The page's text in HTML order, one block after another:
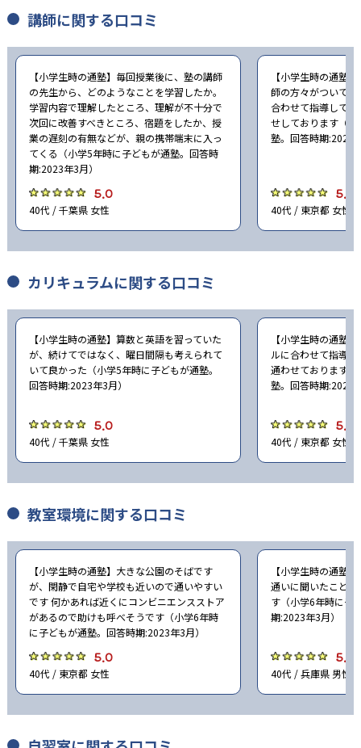
講師に関する口コミ
【小学生時の通塾】毎回授業後に、塾の講師
の先生から、どのようなことを学習したか。
学習内容で理解したところ、理解が不十分で
次回に改善すべきところ、宿題をしたか、授
業の遅刻の有無などが、親の携帯端末に入っ
てくる（小学5年時に子どもが通塾。回答時
期:2023年3月）
5.0
40代 / 千葉県 女性
【小学生時の通塾
師の方々がついて
合わせて指導して
せしております（
塾。回答時期:2023
5.0
40代 / 東京都 女性
カリキュラムに関する口コミ
【小学生時の通塾】算数と英語を習っていた
が、続けてではなく、曜日間隔も考えられて
いて良かった（小学5年時に子どもが通塾。
回答時期:2023年3月）
5.0
40代 / 千葉県 女性
【小学生時の通塾
ルに合わせて指導
通わせております
塾。回答時期:2023
5.0
40代 / 東京都 女性
教室環境に関する口コミ
【小学生時の通塾】大きな公園のそばです
が、閑静で自宅や学校も近いので通いやすい
です 何かあれば近くにコンビニエンスストア
があるので助けも呼べそうです（小学6年時
に子どもが通塾。回答時期:2023年3月）
5.0
40代 / 東京都 女性
【小学生時の通塾
通いに聞いたこと
す（小学6年時に子
期:2023年3月）
5.0
40代 / 兵庫県 男性